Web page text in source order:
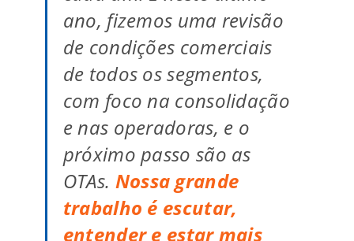
ano, fizemos uma revisão
de condições comerciais
de todos os segmentos,
com foco na consolidação
e nas operadoras, e o
próximo passo são as
OTAs. Nossa grande
trabalho é escutar,
entender e estar mais